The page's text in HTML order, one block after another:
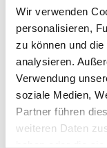
Wir verwenden
personalisieren,
zu können und
analysieren.
Verwendung
soziale Medien,
Partner führen
weiteren Daten
nicht optimal
Problem! Die
entspannt
Du hast also
Zuhause vor
ein perfektes